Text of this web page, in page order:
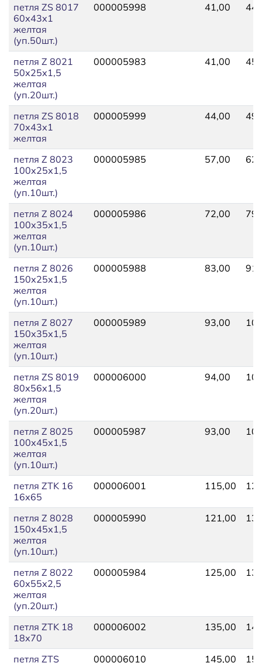
петля ZS 8017
60х43х1
желтая
(уп.50шт.)
000005998 41,00
петля Z 8021
50х25х1,5
желтая
(уп.20шт.)
000005983 41,00
петля ZS 8018
70х43х1
желтая
000005999 44,00
петля Z 8023
100х25х1,5
желтая
(уп.10шт.)
000005985 57,00
петля Z 8024
100х35х1,5
желтая
(уп.10шт.)
000005986 72,00
петля Z 8026
150х25х1,5
желтая
(уп.10шт.)
000005988 83,00
петля Z 8027
150х35х1,5
желтая
(уп.10шт.)
000005989 93,00
петля ZS 8019
80х56х1,5
желтая
(уп.20шт.)
000006000 94,00
петля Z 8025
100х45х1,5
желтая
(уп.10шт.)
000005987 93,00
петля ZTK 16
16х65
000006001 115,00
петля Z 8028
150х45х1,5
желтая
(уп.10шт.)
000005990 121,00
петля Z 8022
60х55х2,5
желтая
(уп.20шт.)
000005984 125,00
петля ZTK 18
18х70
000006002 135,00
петля ZTS 000006010 145,00